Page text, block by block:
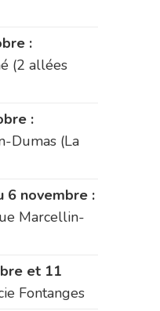
:
(2 allées
:
Dumas (La
6 novembre :
Marcellin-
et 11
Fontanges